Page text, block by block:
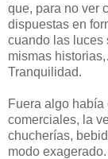
que, para no ver
dispuestas en
cuando las luces
mismas
Tranquilidad.
Fuera algo
comerciales, la
chucherías,
modo